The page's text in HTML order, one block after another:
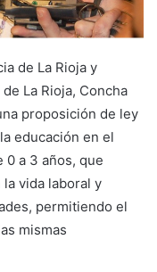
de La Rioja y
La Rioja, Concha
proposición de ley
educación en el
0 a 3 años, que
vida laboral y
permitiendo el
mismas